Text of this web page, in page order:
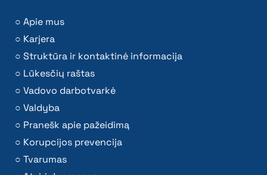
Apie mus
Karjera
Struktūra ir kontaktinė informacija
Lūkesčių raštas
Vadovo darbotvarkė
Valdyba
Pranešk apie pažeidimą
Korupcijos prevencija
Tvarumas